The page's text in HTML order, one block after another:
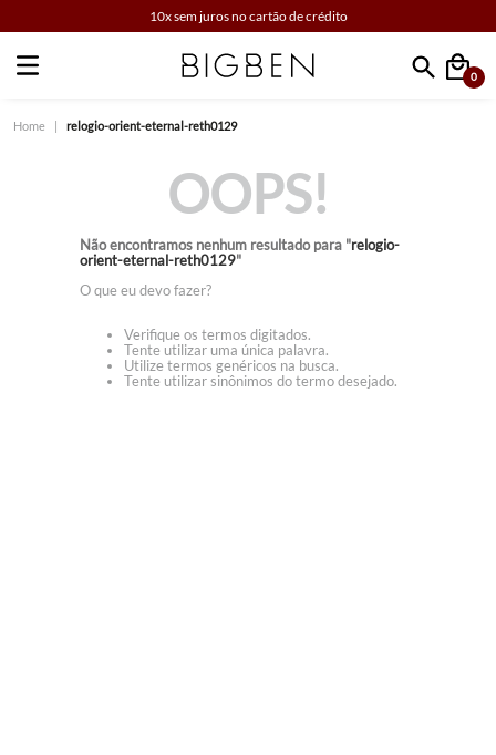
10x sem juros no cartão de crédito
Faça sua busca
0
relogio-orient-eternal-reth0129
OOPS!
Não encontramos nenhum resultado para "relogio-
orient-eternal-reth0129"
O que eu devo fazer?
Verifique os termos digitados.
Tente utilizar uma única palavra.
Utilize termos genéricos na busca.
Tente utilizar sinônimos do termo desejado.